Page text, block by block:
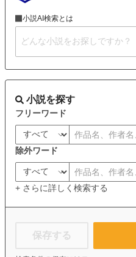
小説AI検索とは
小説を探す
フリーワード
除外ワード
+ さらに詳しく検索する
保存する